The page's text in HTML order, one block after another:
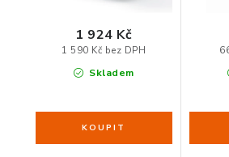
Skladem
1 590 Kč bez DPH
1 924 Kč